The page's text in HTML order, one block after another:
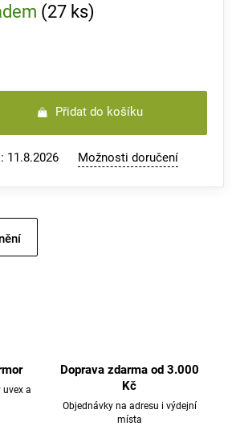
(27 ks)
Přidat do košíku
11.8.2026 Možnosti doručení
a
Doprava zdarma od 3.000
Kč
Objednávky na adresu i výdejní
místa